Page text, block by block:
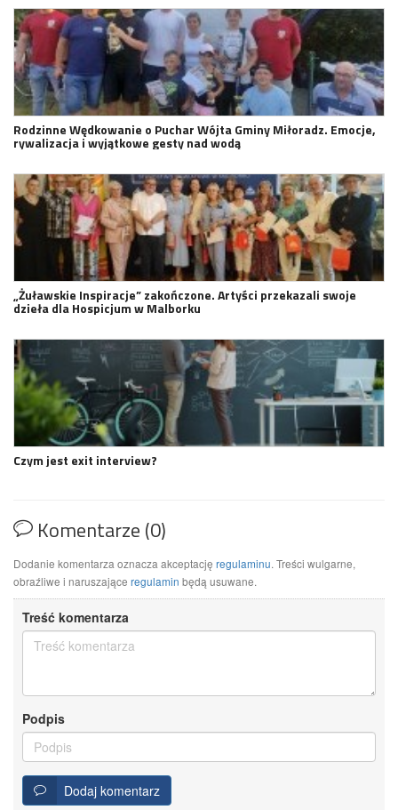
Rodzinne Wędkowanie o Puchar Wójta Gminy Miłoradz. Emocje,
rywalizacja i wyjątkowe gesty nad wodą
„Żuławskie Inspiracje” zakończone. Artyści przekazali swoje
dzieła dla Hospicjum w Malborku
Czym jest exit interview?
Komentarze (0)
Dodanie komentarza oznacza akceptację regulaminu. Treści wulgarne,
obraźliwe i naruszające regulamin będą usuwane.
Treść komentarza
Podpis
Dodaj komentarz